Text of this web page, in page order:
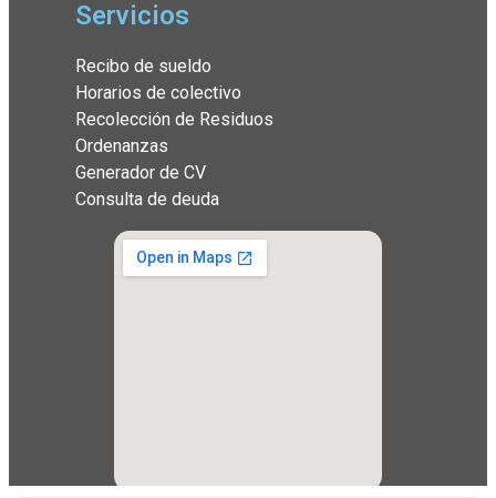
Servicios
Recibo de sueldo
Horarios de colectivo
Recolección de Residuos
Ordenanzas
Generador de CV
Consulta de deuda